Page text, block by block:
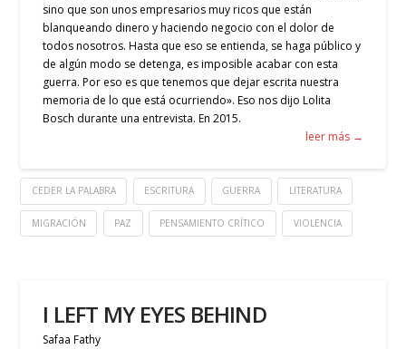
sino que son unos empresarios muy ricos que están
blanqueando dinero y haciendo negocio con el dolor de
todos nosotros. Hasta que eso se entienda, se haga público y
de algún modo se detenga, es imposible acabar con esta
guerra. Por eso es que tenemos que dejar escrita nuestra
memoria de lo que está ocurriendo». Eso nos dijo Lolita
Bosch durante una entrevista. En 2015.
leer más →
CEDER LA PALABRA ESCRITURA GUERRA LITERATURA
MIGRACIÓN PAZ PENSAMIENTO CRÍTICO VIOLENCIA
I LEFT MY EYES BEHIND
Safaa Fathy